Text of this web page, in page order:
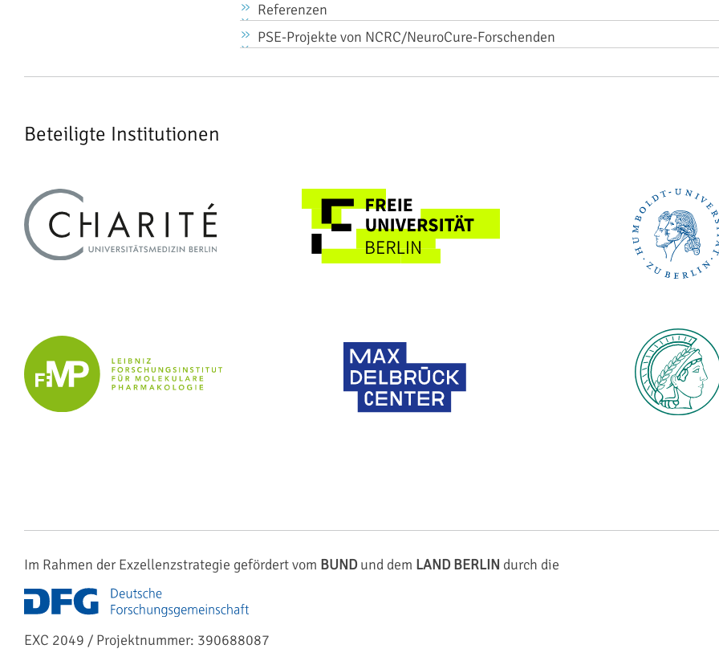
Referenzen
PSE-Projekte von NCRC/NeuroCure-Forschenden
Beteiligte Institutionen
Im Rahmen der Exzellenzstrategie gefördert vom BUNDund dem LAND BERLIN durch die
EXC 2049 / Projektnummer: 390688087